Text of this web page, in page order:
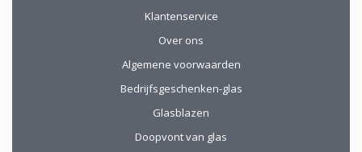
Klantenservice
Over ons
Algemene voorwaarden
Bedrijfsgeschenken-glas
Glasblazen
Doopvont van glas